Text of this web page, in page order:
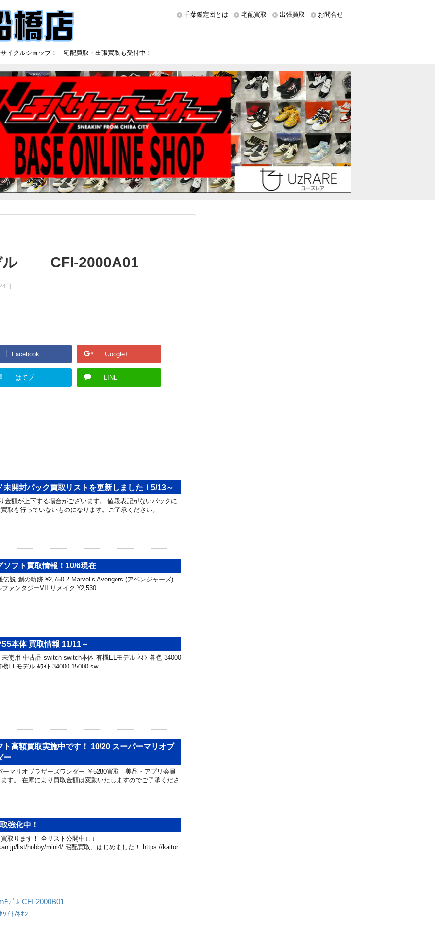
イクルショップ！ 宅配買取・出張買取も受付中！
千葉鑑定団とは 宅配買取 出張買取 お問合せ
ル CFI-2000A01
日
Facebook Google+
はてブ LINE
未開封パック買取リストを更新しました！5/13～
額が上下する場合がございます。 値段表記がないパックに
取を行っていないものになります。ご了承ください。
ソフト買取情報！10/6現在
説 創の軌跡 ¥2,750 2 Marvel’s Avengers (アベンジャーズ)
ファンタジーVII リメイク ¥2,530 …
本体 買取情報 11/11～
使用 中古品 switch switch本体 有機ELモデル ﾈｵﾝ 各色 34000
機ELモデル ﾎﾜｲﾄ 34000 15000 sw …
ト高額買取実施中です！ 10/20 スーパーマリオブ
ー
ーマリオブラザーズワンダー ￥5280買取 美品・アプリ会員
す。 在庫により買取金額は変動いたしますのでご了承くださ
強化中！
取ります！ 全リスト公開中↓↓↓
list/hobby/mini4/ 宅配買取、はじめました！ https://kaitor
ﾓﾃﾞﾙ CFI-2000B01
ﾄ/ﾈｵﾝ